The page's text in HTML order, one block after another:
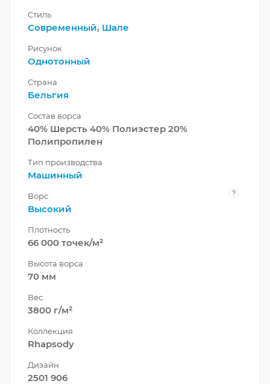
Стиль
Современный, Шале
Рисунок
Однотонный
Страна
Бельгия
Состав ворса
40% Шерсть 40% Полиэстер 20%
Полипропилен
Тип производства
Машинный
Ворс ?
Высокий
Плотность
66 000 точек/м²
Высота ворса
70 мм
Вес
3800 г/м²
Коллекция
Rhapsody
Дизайн
2501 906